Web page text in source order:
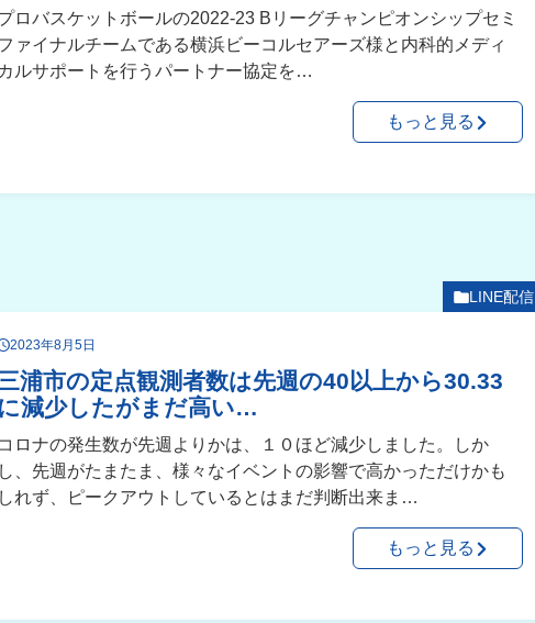
ロバスケットボールの2022-23 Bリーグチャンピオンシップセミ
ァイナルチームである横浜ビーコルセアーズ様と内科的メディ
カルサポートを行うパートナー協定を…
もっと見る
LINE配信
2023年8月5日
浦市の定点観測者数は先週の40以上から30.33
に減少したがまだ高い…
コロナの発生数が先週よりかは、１０ほど減少しました。しか
し、先週がたまたま、様々なイベントの影響で高かっただけかも
しれず、ピークアウトしているとはまだ判断出来ま…
もっと見る